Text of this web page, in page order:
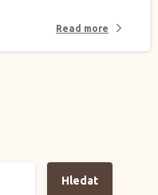
Read more
Hledat